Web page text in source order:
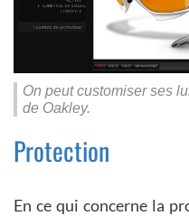
On peut customiser ses
de Oakley.
Protection
En ce qui concerne la